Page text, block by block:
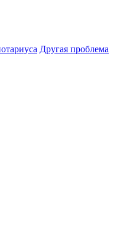
Другая проблема